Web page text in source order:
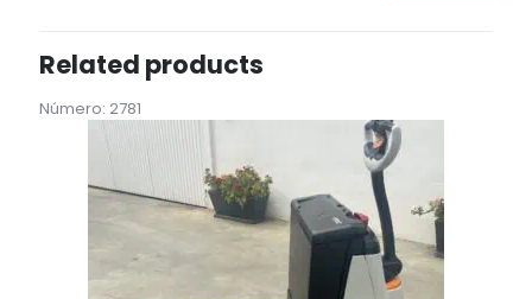
Related products
Número: 2781